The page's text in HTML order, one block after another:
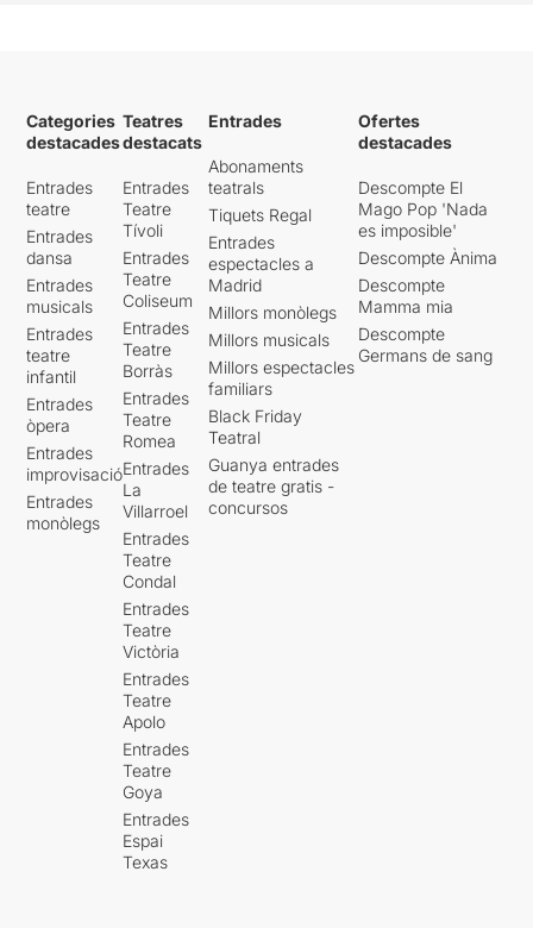
Categories
destacades
Entrades
teatre
Entrades
dansa
Entrades
musicals
Entrades
teatre
infantil
Entrades
òpera
Entrades
improvisació
Entrades
monòlegs
Teatres
destacats
Entrades
Teatre
Tívoli
Entrades
Teatre
Coliseum
Entrades
Teatre
Borràs
Entrades
Teatre
Romea
Entrades
La
Villarroel
Entrades
Teatre
Condal
Entrades
Teatre
Victòria
Entrades
Teatre
Apolo
Entrades
Teatre
Goya
Entrades
Espai
Texas
Entrades
Abonaments
teatrals
Tiquets Regal
Entrades
espectacles a
Madrid
Millors monòlegs
Millors musicals
Millors espectacles
familiars
Black Friday
Teatral
Guanya entrades
de teatre gratis -
concursos
Ofertes
destacades
Descompte El
Mago Pop 'Nada
es imposible'
Descompte Ànima
Descompte
Mamma mia
Descompte
Germans de sang